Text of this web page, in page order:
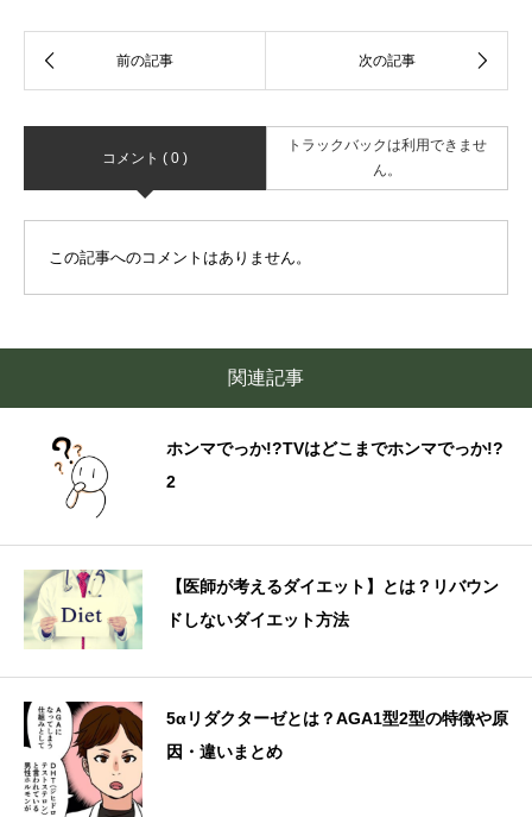
コメント ( 0 )
トラックバックは利用できませ
ん。
この記事へのコメントはありません。
関連記事
ホンマでっか!?TVはどこまでホンマでっか!?
2
【医師が考えるダイエット】とは？リバウン
ドしないダイエット方法
5αリダクターゼとは？AGA1型2型の特徴や原
因・違いまとめ